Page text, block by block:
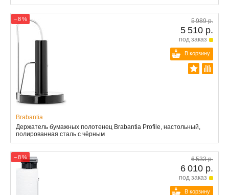
− 8 % 5 989 р.
5 510 р.
под заказ
В корзину
Brabantia
Держатель бумажных полотенец Brabantia Profile, настольный,
полированная сталь с чёрным
− 8 % 6 533 р.
6 010 р.
под заказ
В корзину